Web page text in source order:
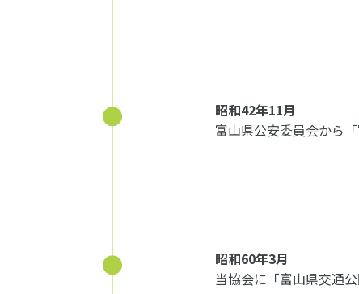
昭和42年11月
富山県公安委員会から
昭和60年3月
当協会に「富山県交通